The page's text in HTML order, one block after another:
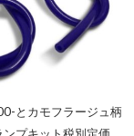
とカモフラージュ柄